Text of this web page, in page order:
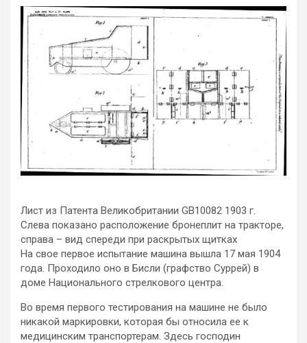
Лист из Патента Великобритании GB10082 1903 г.
Слева показано расположение бронеплит на тракторе,
справа – вид спереди при раскрытых щитках
На свое первое испытание машина вышла 17 мая 1904
года. Проходило оно в Бисли (графство Суррей) в
доме Национального стрелкового центра.
Во время первого тестирования на машине не было
никакой маркировки, которая бы относила ее к
медицинским транспортерам. Здесь господин